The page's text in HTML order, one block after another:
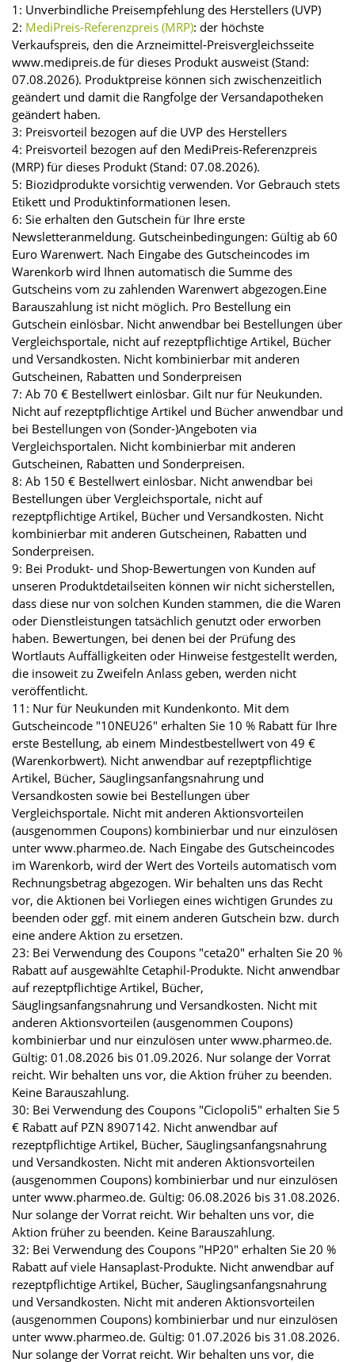
1: Unverbindliche Preisempfehlung des Herstellers (UVP)
2: MediPreis-Referenzpreis (MRP): der höchste
Verkaufspreis, den die Arzneimittel-Preisvergleichsseite
www.medipreis.de für dieses Produkt ausweist (Stand:
07.08.2026). Produktpreise können sich zwischenzeitlich
geändert und damit die Rangfolge der Versandapotheken
geändert haben.
3: Preisvorteil bezogen auf die UVP des Herstellers
4: Preisvorteil bezogen auf den MediPreis-Referenzpreis
(MRP) für dieses Produkt (Stand: 07.08.2026).
5: Biozidprodukte vorsichtig verwenden. Vor Gebrauch stets
Etikett und Produktinformationen lesen.
6: Sie erhalten den Gutschein für Ihre erste
Newsletteranmeldung. Gutscheinbedingungen: Gültig ab 60
Euro Warenwert. Nach Eingabe des Gutscheincodes im
Warenkorb wird Ihnen automatisch die Summe des
Gutscheins vom zu zahlenden Warenwert abgezogen.Eine
Barauszahlung ist nicht möglich. Pro Bestellung ein
Gutschein einlösbar. Nicht anwendbar bei Bestellungen über
Vergleichsportale, nicht auf rezeptpflichtige Artikel, Bücher
und Versandkosten. Nicht kombinierbar mit anderen
Gutscheinen, Rabatten und Sonderpreisen
7: Ab 70 € Bestellwert einlösbar. Gilt nur für Neukunden.
Nicht auf rezeptpflichtige Artikel und Bücher anwendbar und
bei Bestellungen von (Sonder-)Angeboten via
Vergleichsportalen. Nicht kombinierbar mit anderen
Gutscheinen, Rabatten und Sonderpreisen.
8: Ab 150 € Bestellwert einlösbar. Nicht anwendbar bei
Bestellungen über Vergleichsportale, nicht auf
rezeptpflichtige Artikel, Bücher und Versandkosten. Nicht
kombinierbar mit anderen Gutscheinen, Rabatten und
Sonderpreisen.
9: Bei Produkt- und Shop-Bewertungen von Kunden auf
unseren Produktdetailseiten können wir nicht sicherstellen,
dass diese nur von solchen Kunden stammen, die die Waren
oder Dienstleistungen tatsächlich genutzt oder erworben
haben. Bewertungen, bei denen bei der Prüfung des
Wortlauts Auffälligkeiten oder Hinweise festgestellt werden,
die insoweit zu Zweifeln Anlass geben, werden nicht
veröffentlicht.
11: Nur für Neukunden mit Kundenkonto. Mit dem
Gutscheincode "10NEU26" erhalten Sie 10 % Rabatt für Ihre
erste Bestellung, ab einem Mindestbestellwert von 49 €
(Warenkorbwert). Nicht anwendbar auf rezeptpflichtige
Artikel, Bücher, Säuglingsanfangsnahrung und
Versandkosten sowie bei Bestellungen über
Vergleichsportale. Nicht mit anderen Aktionsvorteilen
(ausgenommen Coupons) kombinierbar und nur einzulösen
unter www.pharmeo.de. Nach Eingabe des Gutscheincodes
im Warenkorb, wird der Wert des Vorteils automatisch vom
Rechnungsbetrag abgezogen. Wir behalten uns das Recht
vor, die Aktionen bei Vorliegen eines wichtigen Grundes zu
beenden oder ggf. mit einem anderen Gutschein bzw. durch
eine andere Aktion zu ersetzen.
23: Bei Verwendung des Coupons "ceta20" erhalten Sie 20 %
Rabatt auf ausgewählte Cetaphil-Produkte. Nicht anwendbar
auf rezeptpflichtige Artikel, Bücher,
Säuglingsanfangsnahrung und Versandkosten. Nicht mit
anderen Aktionsvorteilen (ausgenommen Coupons)
kombinierbar und nur einzulösen unter www.pharmeo.de.
Gültig: 01.08.2026 bis 01.09.2026. Nur solange der Vorrat
reicht. Wir behalten uns vor, die Aktion früher zu beenden.
Keine Barauszahlung.
30: Bei Verwendung des Coupons "Ciclopoli5" erhalten Sie 5
€ Rabatt auf PZN 8907142. Nicht anwendbar auf
rezeptpflichtige Artikel, Bücher, Säuglingsanfangsnahrung
und Versandkosten. Nicht mit anderen Aktionsvorteilen
(ausgenommen Coupons) kombinierbar und nur einzulösen
unter www.pharmeo.de. Gültig: 06.08.2026 bis 31.08.2026.
Nur solange der Vorrat reicht. Wir behalten uns vor, die
Aktion früher zu beenden. Keine Barauszahlung.
32: Bei Verwendung des Coupons "HP20" erhalten Sie 20 %
Rabatt auf viele Hansaplast-Produkte. Nicht anwendbar auf
rezeptpflichtige Artikel, Bücher, Säuglingsanfangsnahrung
und Versandkosten. Nicht mit anderen Aktionsvorteilen
(ausgenommen Coupons) kombinierbar und nur einzulösen
unter www.pharmeo.de. Gültig: 01.07.2026 bis 31.08.2026.
Nur solange der Vorrat reicht. Wir behalten uns vor, die